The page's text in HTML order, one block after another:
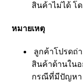
สินค้าไม่ได้ โ
หมายเหตุ
ลูกค้าโปรดถ่
สินค้าด้านในอ
กรณีที่มีปัญหา